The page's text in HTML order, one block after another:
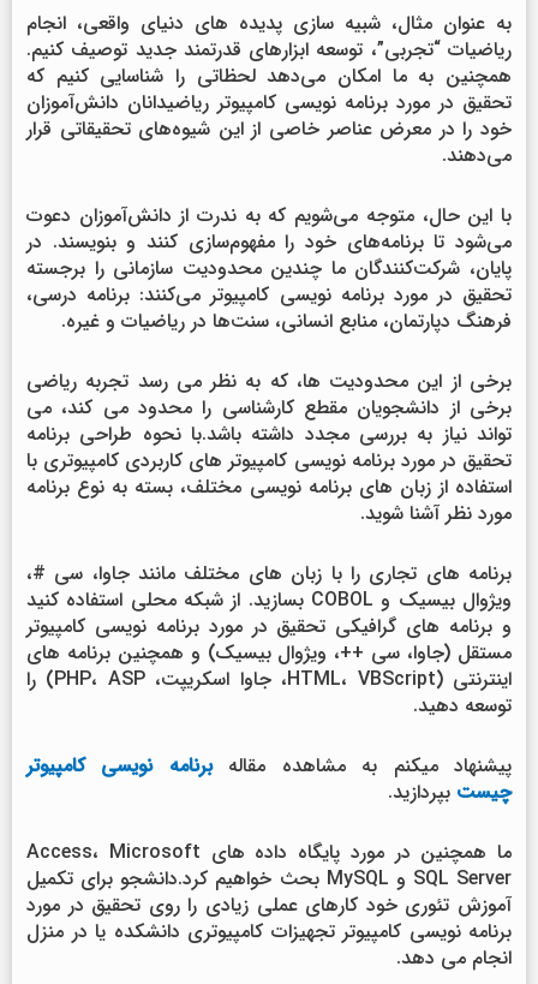
به عنوان مثال، شبیه سازی پدیده های دنیای واقعی، انجام
ریاضیات “تجربی”، توسعه ابزارهای قدرتمند جدید توصیف کنیم.
همچنین به ما امکان می‌دهد لحظاتی را شناسایی کنیم که
تحقیق در مورد برنامه نویسی کامپیوتر ریاضیدانان دانش‌آموزان
خود را در معرض عناصر خاصی از این شیوه‌های تحقیقاتی قرار
می‌دهند.
با این حال، متوجه می‌شویم که به ندرت از دانش‌آموزان دعوت
می‌شود تا برنامه‌های خود را مفهوم‌سازی کنند و بنویسند. در
پایان، شرکت‌کنندگان ما چندین محدودیت سازمانی را برجسته
تحقیق در مورد برنامه نویسی کامپیوتر می‌کنند: برنامه درسی،
فرهنگ دپارتمان، منابع انسانی، سنت‌ها در ریاضیات و غیره.
برخی از این محدودیت ها، که به نظر می رسد تجربه ریاضی
برخی از دانشجویان مقطع کارشناسی را محدود می کند، می
تواند نیاز به بررسی مجدد داشته باشد.با نحوه طراحی برنامه
تحقیق در مورد برنامه نویسی کامپیوتر های کاربردی کامپیوتری با
استفاده از زبان های برنامه نویسی مختلف، بسته به نوع برنامه
مورد نظر آشنا شوید.
برنامه های تجاری را با زبان های مختلف مانند جاوا، سی #،
ویژوال بیسیک و COBOL بسازید. از شبکه محلی استفاده کنید
و برنامه های گرافیکی تحقیق در مورد برنامه نویسی کامپیوتر
مستقل (جاوا، سی ++، ویژوال بیسیک) و همچنین برنامه های
اینترنتی (HTML، VBScript، جاوا اسکریپت، PHP، ASP) را
توسعه دهید.
پیشنهاد میکنم به مشاهده مقاله برنامه نویسی کامپیوتر
چیست بپردازید.
ما همچنین در مورد پایگاه داده های Access، Microsoft
SQL Server و MySQL بحث خواهیم کرد.دانشجو برای تکمیل
آموزش تئوری خود کارهای عملی زیادی را روی تحقیق در مورد
برنامه نویسی کامپیوتر تجهیزات کامپیوتری دانشکده یا در منزل
انجام می دهد.